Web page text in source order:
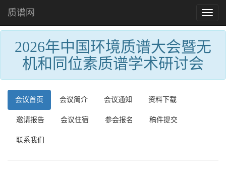
2026年中国环境质谱大会暨无
机和同位素质谱学术研讨会
Toggle
质谱网
会议首页 会议简介 会议通知 资料下载
邀请报告 会议住宿 参会报名 稿件提交
联系我们